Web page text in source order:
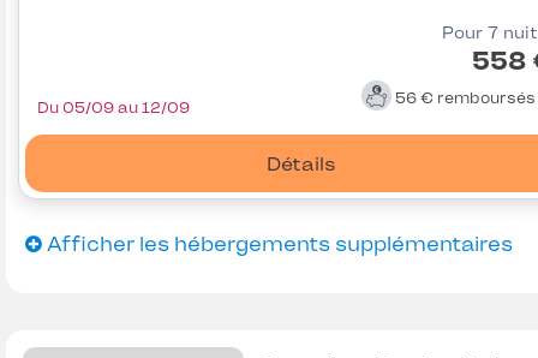
Pour 7
558
56 € remboursés
Détails
Du 05/09 au 12/09
Afficher les hébergements supplémentaires